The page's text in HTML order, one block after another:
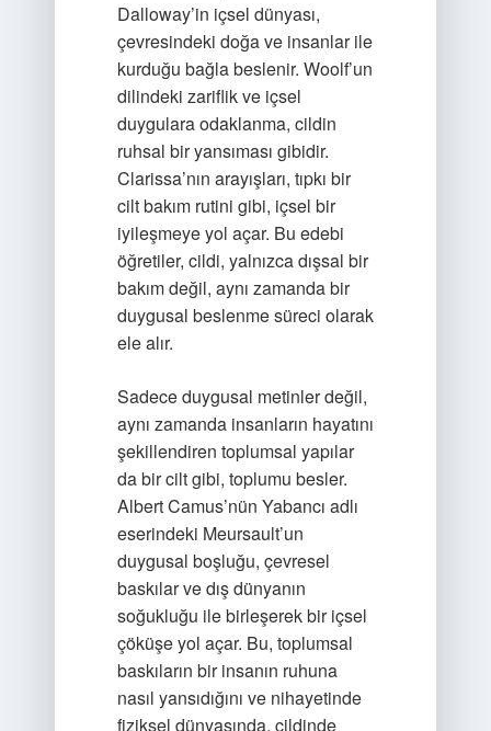
Dalloway’in içsel dünyası,
çevresindeki doğa ve insanlar ile
kurduğu bağla beslenir. Woolf’un
dilindeki zariflik ve içsel
duygulara odaklanma, cildin
ruhsal bir yansıması gibidir.
Clarissa’nın arayışları, tıpkı bir
cilt bakım rutini gibi, içsel bir
iyileşmeye yol açar. Bu edebi
öğretiler, cildi, yalnızca dışsal bir
bakım değil, aynı zamanda bir
duygusal beslenme süreci olarak
ele alır.
Sadece duygusal metinler değil,
aynı zamanda insanların hayatını
şekillendiren toplumsal yapılar
da bir cilt gibi, toplumu besler.
Albert Camus’nün Yabancı adlı
eserindeki Meursault’un
duygusal boşluğu, çevresel
baskılar ve dış dünyanın
soğukluğu ile birleşerek bir içsel
çöküşe yol açar. Bu, toplumsal
baskıların bir insanın ruhuna
nasıl yansıdığını ve nihayetinde
fiziksel dünyasında, cildinde